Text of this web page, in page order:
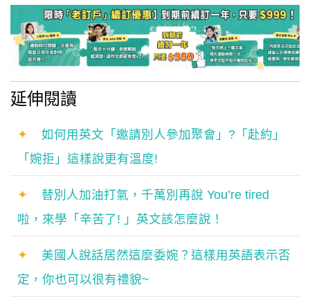
延伸閱讀
✦
如何用英文「邀請別人參加聚會」?「赴約」
「婉拒」這樣說更有溫度!
✦
替別人加油打氣，千萬別再說 You’re tired
啦，來學「辛苦了! 」英文該怎麼說！
✦
美國人說話居然這麼委婉？這樣用英語表示否
定，你也可以很有禮貌~